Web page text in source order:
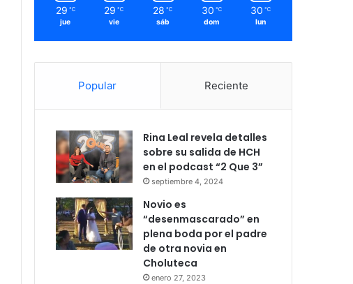
29 ℃
jue
29 ℃
vie
28 ℃
sáb
30 ℃
dom
30 ℃
lun
Popular Reciente
Rina Leal revela detalles
sobre su salida de HCH
en el podcast “2 Que 3”
septiembre 4, 2024
Novio es
“desenmascarado” en
plena boda por el padre
de otra novia en
Choluteca
enero 27, 2023